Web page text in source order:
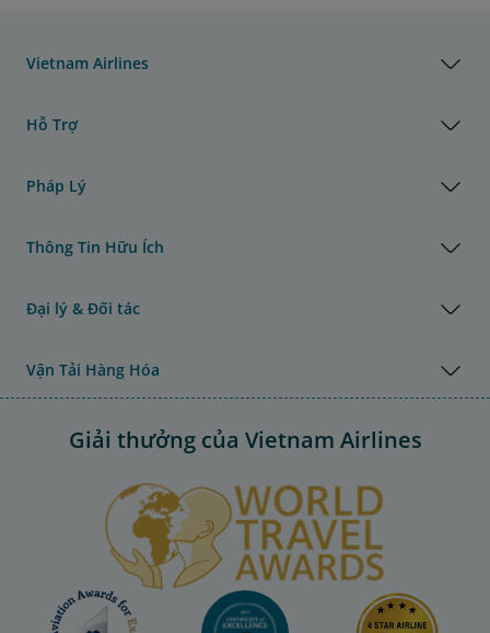
Vietnam Airlines
Hỗ Trợ
Pháp Lý
Thông Tin Hữu Ích
Đại lý & Đối tác
Vận Tải Hàng Hóa
Giải thưởng của Vietnam Airlines